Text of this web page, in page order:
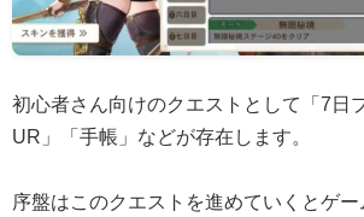
初心者さん向けのクエストとして「7日
UR」「手帳」などが存在します。
序盤はこのクエストを進めていくとゲ